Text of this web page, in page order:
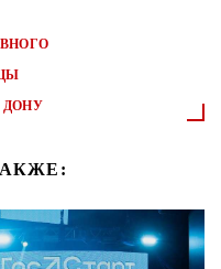
ДОНУ